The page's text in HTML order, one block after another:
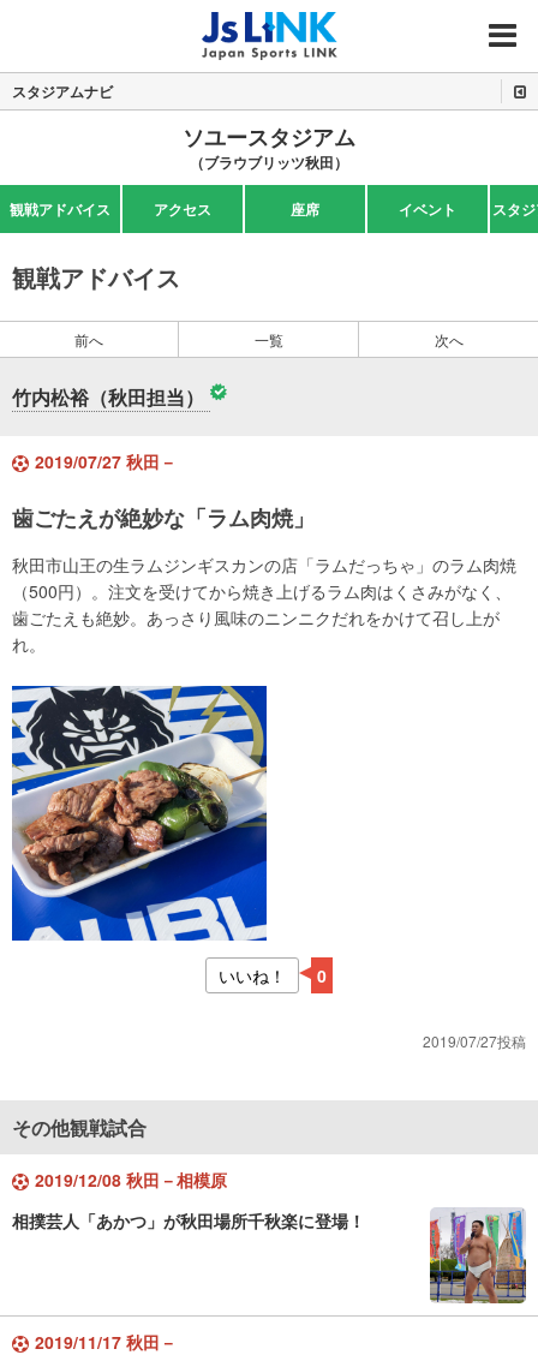
MENU
スタジアムナビ
ソユースタジアム
（ブラウブリッツ秋田）
観戦アドバイス アクセス 座席 イベント スタ
観戦アドバイス
前へ 一覧 次へ
竹内松裕（秋田担当）
2019/07/27 秋田－
歯ごたえが絶妙な「ラム肉焼」
秋田市山王の生ラムジンギスカンの店「ラムだっちゃ」のラム肉焼
（500円）。注文を受けてから焼き上げるラム肉はくさみがなく、
歯ごたえも絶妙。あっさり風味のニンニクだれをかけて召し上が
れ。
いいね！ 0
2019/07/27投稿
その他観戦試合
2019/12/08 秋田－相模原
相撲芸人「あかつ」が秋田場所千秋楽に登場！
2019/11/17 秋田－